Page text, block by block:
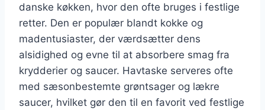
danske køkken, hvor den ofte bruges i festlige
retter. Den er populær blandt kokke og
madentusiaster, der værdsætter dens
alsidighed og evne til at absorbere smag fra
krydderier og saucer. Havtaske serveres ofte
med sæsonbestemte grøntsager og lækre
saucer, hvilket gør den til en favorit ved festlige